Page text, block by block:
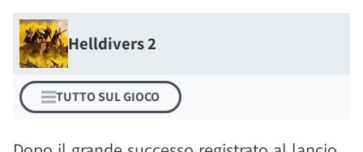
Helldivers 2
TUTTO SUL GIOCO